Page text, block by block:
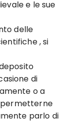
e le sue
delle
, si
di
o a
parlo di